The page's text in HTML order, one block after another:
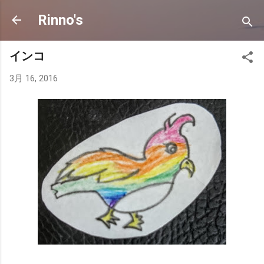
スキップしてメイン コンテンツに移動
Rinno's
インコ
3月 16, 2016